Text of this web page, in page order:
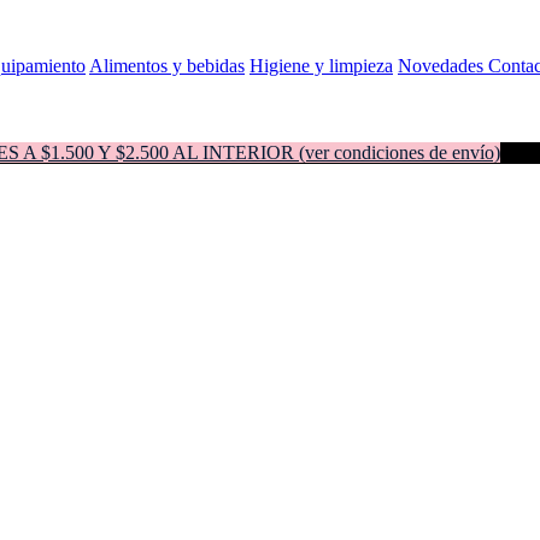
Alimentos y bebidas Higiene y limpieza Novedades
$1.500 Y $2.500 AL INTERIOR (ver condiciones de envío)